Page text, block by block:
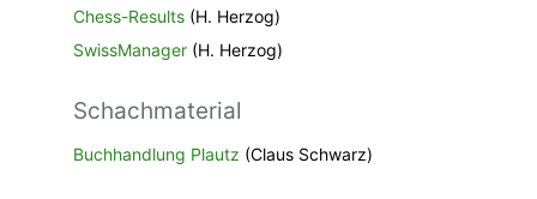
Chess-Results (H. Herzog)
SwissManager (H. Herzog)
Schachmaterial
Buchhandlung Plautz (Claus Schwarz)